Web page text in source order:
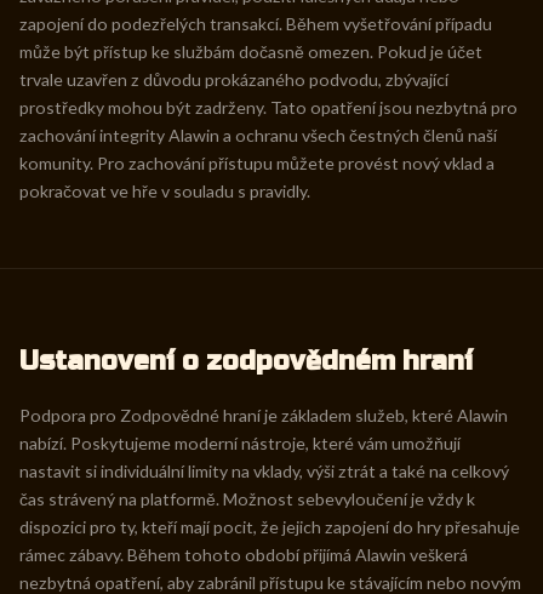
zapojení do podezřelých transakcí. Během vyšetřování případu
může být přístup ke službám dočasně omezen. Pokud je účet
trvale uzavřen z důvodu prokázaného podvodu, zbývající
prostředky mohou být zadrženy. Tato opatření jsou nezbytná pro
zachování integrity Alawin a ochranu všech čestných členů naší
komunity. Pro zachování přístupu můžete provést nový vklad a
pokračovat ve hře v souladu s pravidly.
Ustanovení o zodpovědném hraní
Podpora pro Zodpovědné hraní je základem služeb, které Alawin
nabízí. Poskytujeme moderní nástroje, které vám umožňují
nastavit si individuální limity na vklady, výši ztrát a také na celkový
čas strávený na platformě. Možnost sebevyloučení je vždy k
dispozici pro ty, kteří mají pocit, že jejich zapojení do hry přesahuje
rámec zábavy. Během tohoto období přijímá Alawin veškerá
nezbytná opatření, aby zabránil přístupu ke stávajícím nebo novým